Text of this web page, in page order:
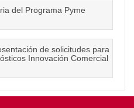
del Programa Pyme
de solicitudes para
Innovación Comercial